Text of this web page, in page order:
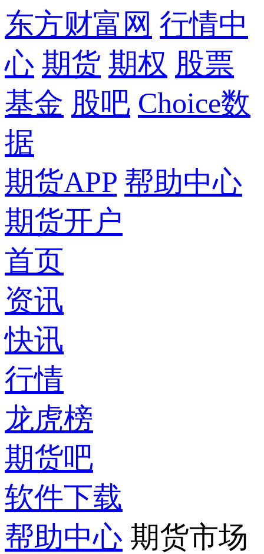
东方财富网 行情中
心 期货 期权 股票
基金 股吧 Choice数
据
期货APP 帮助中心
期货开户
首页
资讯
快讯
行情
龙虎榜
期货吧
软件下载
帮助中心 期货市场